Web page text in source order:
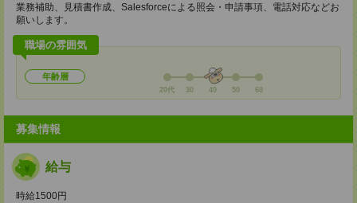
業務補助、見積書作成、Salesforceによる照会・申請事項、電話対応などお
願いします。
職場の雰囲気
年齢層
20代 30 40 50 60
募集情報
給与
時給1500円